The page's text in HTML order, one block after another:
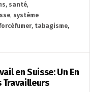
, santé,
, système
, tabagisme,
en Suisse: Un En